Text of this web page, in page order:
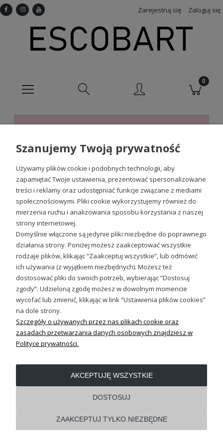
Zarejestruj się Zaloguj się
Ten produkt jest niedostępny.
OBSŁUGA KLIENTA
REGULAMINY
Sprawdź nasze social media
Pokaż pełną wersję strony
Szanujemy Twoją prywatność
Używamy plików cookie i podobnych technologii, aby
zapamiętać Twoje ustawienia, prezentować spersonalizowane
treści i reklamy oraz udostępniać funkcje związane z mediami
społecznościowymi. Pliki cookie wykorzystujemy również do
mierzenia ruchu i analizowania sposobu korzystania z naszej
strony internetowej.
Domyślnie włączone są jedynie pliki niezbędne do poprawnego
działania strony. Poniżej możesz zaakceptować wszystkie
rodzaje plików, klikając “Zaakceptuj wszystkie”, lub odmówić
ich używania (z wyjątkiem niezbędnych). Możesz też
dostosować pliki do swoich potrzeb, wybierając “Dostosuj
zgody”. Udzieloną zgodę możesz w dowolnym momencie
wycofać lub zmienić, klikając w link “Ustawienia plików cookies”
na dole strony.
Szczegóły o używanych przez nas plikach cookie oraz
zasadach przetwarzania danych osobowych znajdziesz w
Polityce prywatności.
ZAAKCEPTUJ TYLKO NIEZBĘDNE
DOSTOSUJ
AKCEPTUJĘ WSZYSTKIE